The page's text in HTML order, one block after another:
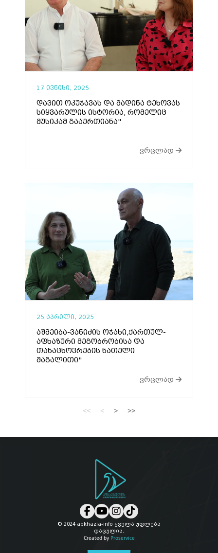
17 ივნისი, 2025
დავით ოკუჯავას და მადინა ტეხოვას
სიყვარულის ისტორია, რომელიც
მუსიკამ გააერთიანა"
ვრცლად
25 აპრილი, 2025
აშმეიბა-ვანიძის ოჯახი,ქართულ-
აფხაზური მეგობრობისა და
თანაცხოვრების ნათელი
მაგალითი"
ვრცლად
<< < > >>
© 2024 abkhazia-info ყველა უფლება
დაცულია.
Created by Proservice